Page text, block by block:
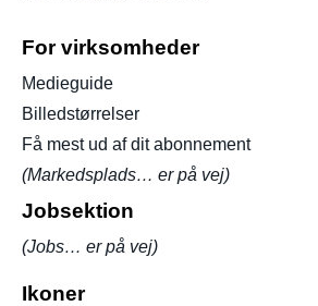
For virksomheder
Medieguide
Billedstørrelser
Få mest ud af dit abonnement
(Markedsplads… er på vej)
Jobsektion
(Jobs… er på vej)
Ikoner